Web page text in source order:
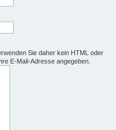
Sie daher kein HTML oder
E-Mail-Adresse angegeben.